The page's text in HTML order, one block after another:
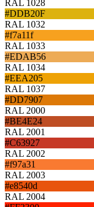
RAL 1028
#DDB20F
RAL 1032
#f7a11f
RAL 1033
#EDAB56
RAL 1034
#EEA205
RAL 1037
#DD7907
RAL 2000
#BE4E24
RAL 2001
#C63927
RAL 2002
#f97a31
RAL 2003
#e8540d
RAL 2004